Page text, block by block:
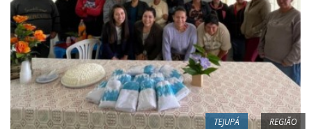
TEJUPÁ REGIÃO